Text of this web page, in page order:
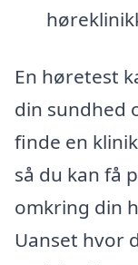
En høretest
din sundhed
finde en
så du kan få
omkring din
Uanset hvor